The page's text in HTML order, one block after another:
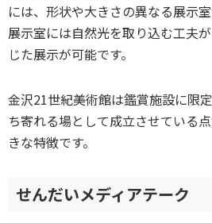
には、形状や大きさの異なる展示
展示室には自然光を取り込む工夫
じた展示が可能です。
金沢21世紀美術館は鑑賞施設に限
ち寄れる場として成立させている
きな特徴です。
せんだいメディアテーク